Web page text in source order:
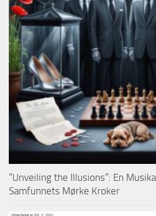
“Unveiling the Illusions”: En
Samfunnets Mørke Kroker